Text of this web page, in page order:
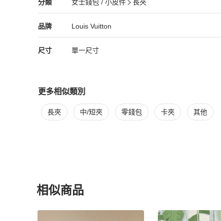
分類 女士錢包 / 小皮件
長夾
女士錢包 / 小皮件/長夾推薦
品牌
Louis Vuitton精品女士錢包 / 小皮件
Louis Vuitton
Louis Vuitton推薦清單
尺寸 單一尺寸
更多相似類別
更多Louis Vuitton女士錢包 / 小皮件 相似商品推薦
長夾 中/短夾 零錢包 卡夾 其他
相似商品
更多相似Louis Vuitton女士錢包 / 小皮件推薦精品